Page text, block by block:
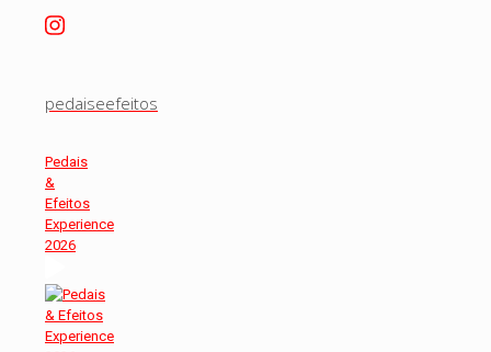
pedaiseefeitos
Pedais
&
Efeitos
Experience
2026